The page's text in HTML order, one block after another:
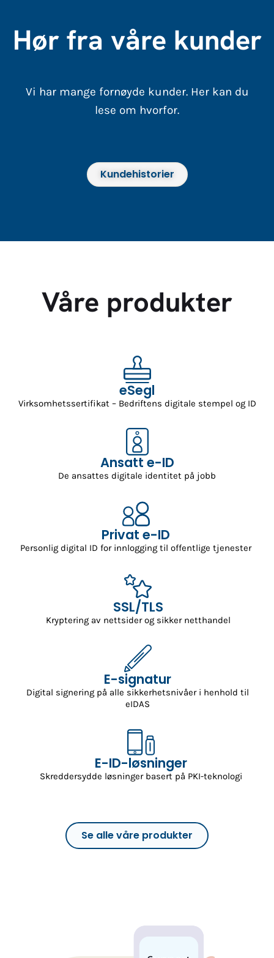
Hør fra våre kunder
Vi har mange fornøyde kunder. Her kan du
lese om hvorfor.
Kundehistorier
Våre produkter
eSegl
Virksomhetssertifikat – Bedriftens digitale stempel og ID
Ansatt e-ID
De ansattes digitale identitet på jobb
Privat e-ID
Personlig digital ID for innlogging til offentlige tjenester
SSL/TLS
Kryptering av nettsider og sikker netthandel
E-signatur
Digital signering på alle sikkerhetsnivåer i henhold til
eIDAS
E-ID-løsninger
Skreddersydde løsninger basert på PKI-teknologi
Se alle våre produkter